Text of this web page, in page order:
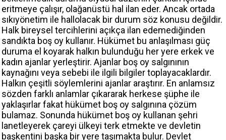
eritmeye çalışır, olağanüstü hal ilan eder. Ancak ortada
sıkıyönetim ile hallolacak bir durum söz konusu değildir.
Halk bireysel tercihlerini açıkça ilan edemediğinden
sandıkta boş oy kullanır. Hükümet bu anlaşılması güç
duruma el koyarak halkın bulunduğu her yere erkek ve
kadın ajanlar yerleştirir. Ajanlar boş oy salgınının
kaynağını veya sebebi ile ilgili bilgiler toplayacaklardır.
Halkın çeşitli söylemlerini ajanlar araştırır. En anlamsız
sözden farklı anlamlar çıkararak herkese şüphe ile
yaklaşırlar fakat hükümet boş oy salgınına çözüm
bulamaz. Sonunda hükümet boş oy kullanan şehri
lanetleyerek çareyi ülkeyi terk etmekte ve devletin
başkentini başka bir yere taşımakta bulur. Devlet